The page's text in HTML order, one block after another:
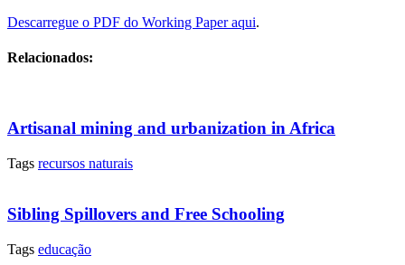
Descarregue o PDF do Working Paper aqui.
Relacionados:
Artisanal mining and urbanization in Africa
Tags recursos naturais
Sibling Spillovers and Free Schooling
Tags educação